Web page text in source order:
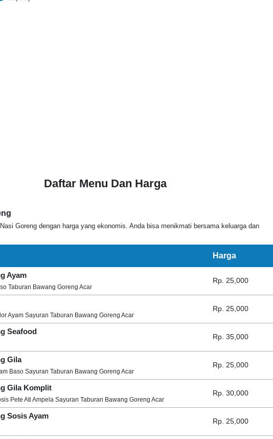
Daftar Menu Dan Harga
Goreng dengan harga yang ekonomis. Anda bisa menikmati bersama keluarga dan
Harga
Ayam
Taburan Bawang Goreng Acar
Rp. 25,000
Ayam Sayuran Taburan Bawang Goreng Acar
Rp. 25,000
Seafood
Rp. 35,000
Gila
Baso Sayuran Taburan Bawang Goreng Acar
Rp. 25,000
Gila Komplit
Pete Ati Ampela Sayuran Taburan Bawang Goreng Acar
Rp. 30,000
Sosis Ayam
Rp. 25,000